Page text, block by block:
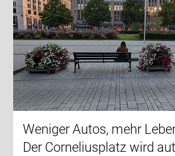
Weniger Autos, mehr
Der Corneliusplatz wird